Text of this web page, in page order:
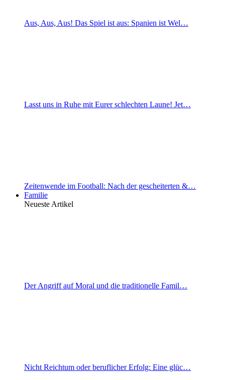
Aus, Aus, Aus! Das Spiel ist aus: Spanien ist Wel…
Lasst uns in Ruhe mit Eurer schlechten Laune! Jet…
Zeitenwende im Football: Nach der gescheiterten &…
Familie
Neueste Artikel
Der Angriff auf Moral und die traditionelle Famil…
Nicht Reichtum oder beruflicher Erfolg: Eine glüc…